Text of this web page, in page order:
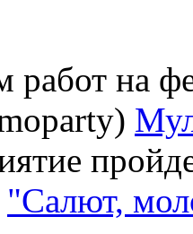
на
"Салют,